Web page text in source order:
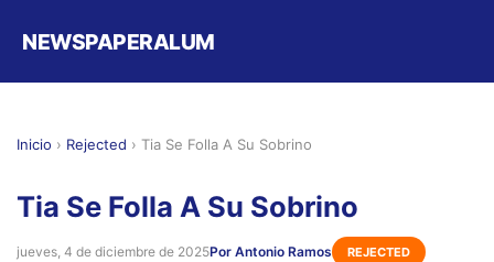
NEWSPAPERALUM
Inicio › Rejected › Tia Se Folla A Su Sobrino
Tia Se Folla A Su Sobrino
jueves, 4 de diciembre de 2025Por Antonio Ramos REJECTED